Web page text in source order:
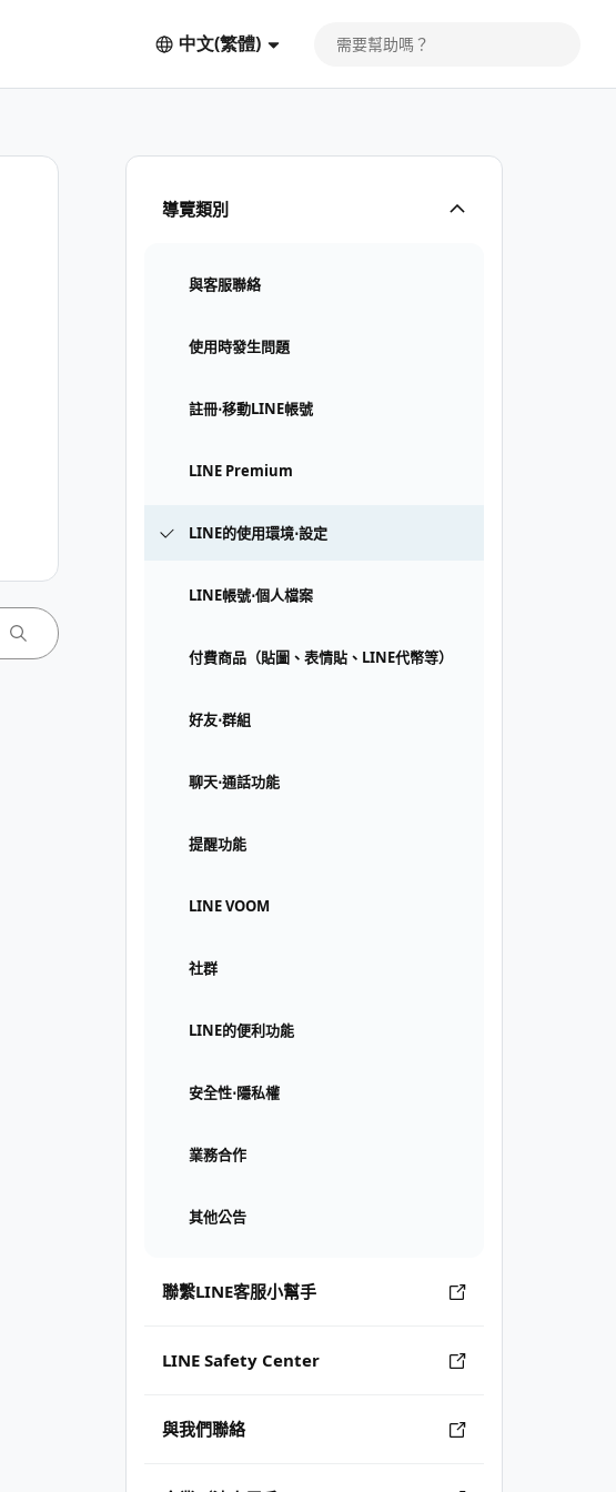
中文(繁體)
導覽類別
與客服聯絡
使用時發生問題
註冊⋅移動LINE帳號
LINE Premium
LINE的使用環境⋅設定
LINE帳號⋅個人檔案
付費商品（貼圖、表情貼、LINE代幣等）
好友⋅群組
聊天⋅通話功能
提醒功能
LINE VOOM
社群
LINE的便利功能
安全性⋅隱私權
業務合作
其他公告
聯繫LINE客服小幫手
LINE Safety Center
與我們聯絡